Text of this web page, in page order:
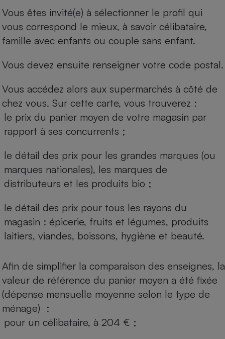
Vous êtes invité(e) à sélectionner le profil qui
vous correspond le mieux, à savoir célibataire,
famille avec enfants ou couple sans enfant.
Vous devez ensuite renseigner votre code postal.
Vous accédez alors aux supermarchés à côté de
chez vous. Sur cette carte, vous trouverez :
le prix du panier moyen de votre magasin par
rapport à ses concurrents ;
le détail des prix pour les grandes marques (ou
marques nationales), les marques de
distributeurs et les produits bio ;
le détail des prix pour tous les rayons du
magasin : épicerie, fruits et légumes, produits
laitiers, viandes, boissons, hygiène et beauté.
Afin de simplifier la comparaison des enseignes, la
valeur de référence du panier moyen a été fixée
(dépense mensuelle moyenne selon le type de
ménage) :
pour un célibataire, à 204 € ;